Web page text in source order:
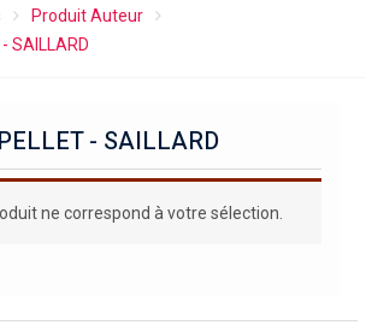
Produit Auteur
SAILLARD
- SAILLARD
ne correspond à votre sélection.